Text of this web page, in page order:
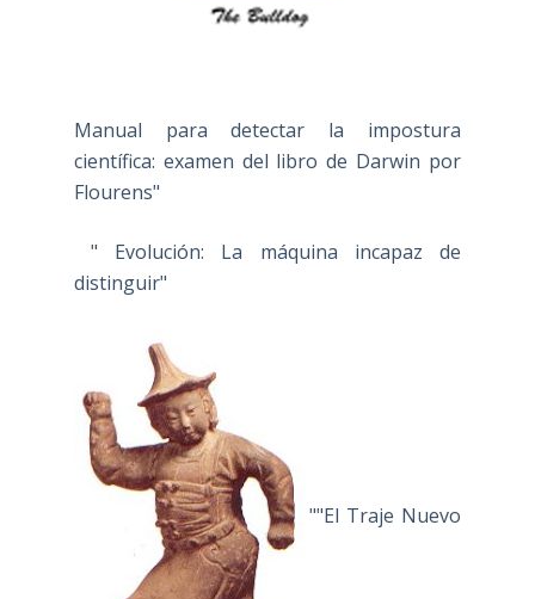
Manual para detectar la impostura
científica: examen del libro de Darwin por
Flourens"
" Evolución: La máquina incapaz de
distinguir"
""El Traje Nuevo